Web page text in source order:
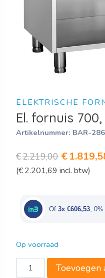
ELEKTRISCHE
El. fornuis
Artikelnummer: BAR-
€2.219,00
prijs
€
(€2.201,69 incl. btw)
Of 3x €606,53, 0%
Op voorraad
Toevoegen